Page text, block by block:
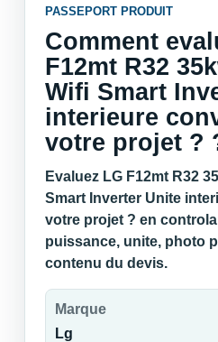
PASSEPORT PRODUIT
Comment
F12mt R32
Wifi Smart
interieure
votre projet ?
Evaluez LG F12mt R32
Smart Inverter Unite
votre projet ? en
puissance, unite, photo
contenu du devis.
Marque
Lg